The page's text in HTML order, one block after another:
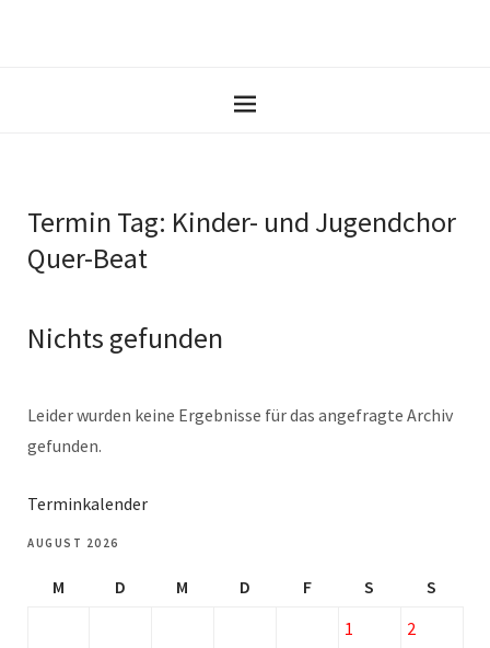
Termin Tag: Kinder- und Jugendchor
Quer-Beat
Nichts gefunden
Leider wurden keine Ergebnisse für das angefragte Archiv
gefunden.
Terminkalender
AUGUST 2026
M D M D F S
S
1
2